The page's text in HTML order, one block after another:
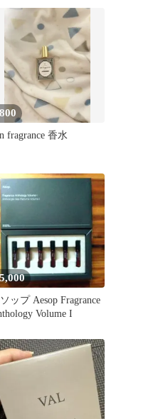
「美風 藍」
800
fragrance 香水
5,000
ップ Aesop Fragrance
Volume I